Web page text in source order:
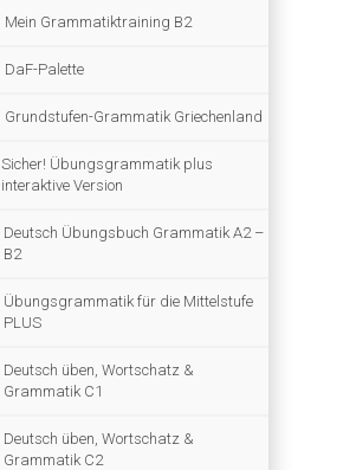
Mein Grammatiktraining B2
DaF-Palette
Grundstufen-Grammatik Griechenland
Sicher! Übungsgrammatik plus
interaktive Version
Deutsch Übungsbuch Grammatik A2 –
B2
Übungsgrammatik für die Mittelstufe
PLUS
Deutsch üben, Wortschatz &
Grammatik C1
Deutsch üben, Wortschatz &
Grammatik C2